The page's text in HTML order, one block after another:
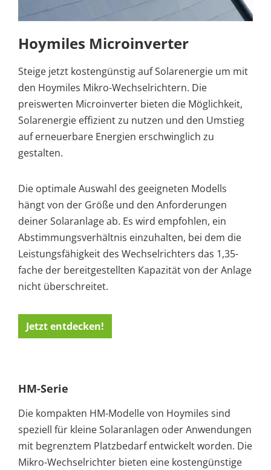
Hoymiles Microinverter
Steige jetzt kostengünstig auf Solarenergie um mit
den Hoymiles Mikro-Wechselrichtern. Die
preiswerten Microinverter bieten die Möglichkeit,
Solarenergie effizient zu nutzen und den Umstieg
auf erneuerbare Energien erschwinglich zu
gestalten.
Die optimale Auswahl des geeigneten Modells
hängt von der Größe und den Anforderungen
deiner Solaranlage ab. Es wird empfohlen, ein
Abstimmungsverhältnis einzuhalten, bei dem die
Leistungsfähigkeit des Wechselrichters das 1,35-
fache der bereitgestellten Kapazität von der Anlage
nicht überschreitet.
Jetzt entdecken!
HM-Serie
Die kompakten HM-Modelle von Hoymiles sind
speziell für kleine Solaranlagen oder Anwendungen
mit begrenztem Platzbedarf entwickelt worden. Die
Mikro-Wechselrichter bieten eine kostengünstige